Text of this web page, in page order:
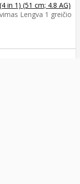
in 1) (51 cm; 4.8 AG)
Lengva 1 greičio